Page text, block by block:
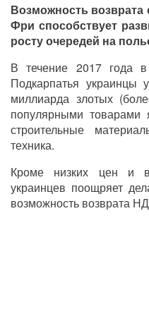
Возможность возврата
Фри способствует
росту очередей на
В течение 2017 года в
Подкарпатья украинцы
миллиарда злотых
популярными товарами
строительные
техника.
Кроме низких цен и
украинцев поощряет
возможность возврата